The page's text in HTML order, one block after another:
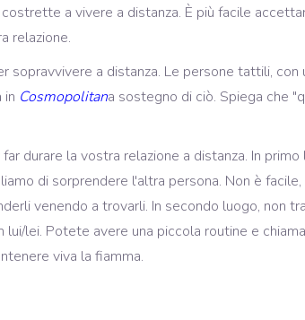
a vivere a distanza. È più facile
relazione.
a distanza. Le persone tattili,
in Cosmopolitana sostegno di ciò. Spiega che
durare la vostra relazione a distanza. In
di sorprendere l'altra persona. Non è
venendo a trovarli. In secondo luogo, non
lei. Potete avere una piccola routine e
viva la fiamma.